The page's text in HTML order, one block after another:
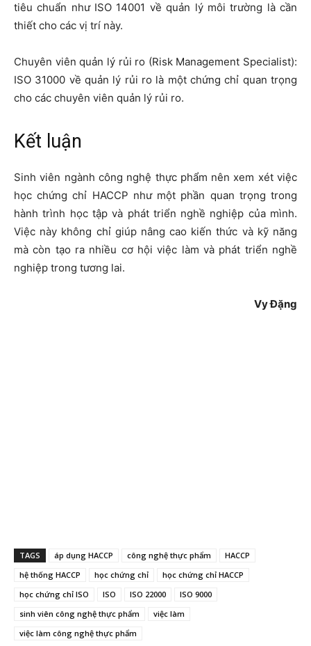
tiêu chuẩn như ISO 14001 về quản lý môi trường là cần
thiết cho các vị trí này.
Chuyên viên quản lý rủi ro (Risk Management Specialist):
ISO 31000 về quản lý rủi ro là một chứng chỉ quan trọng
cho các chuyên viên quản lý rủi ro.
Kết luận
Sinh viên ngành công nghệ thực phẩm nên xem xét việc
học chứng chỉ HACCP như một phần quan trọng trong
hành trình học tập và phát triển nghề nghiệp của mình.
Việc này không chỉ giúp nâng cao kiến thức và kỹ năng
mà còn tạo ra nhiều cơ hội việc làm và phát triển nghề
nghiệp trong tương lai.
Vy Đặng
TAGS áp dụng HACCP công nghệ thực phẩm
HACCP
hệ thống HACCP
học chứng chỉ
học chứng chỉ HACCP
học chứng chỉ ISO
ISO ISO 22000
ISO 9000
sinh viên công nghệ thực phẩm
việc làm
việc làm công nghệ thực phẩm